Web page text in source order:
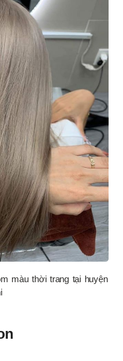
màu thời trang tại huyện